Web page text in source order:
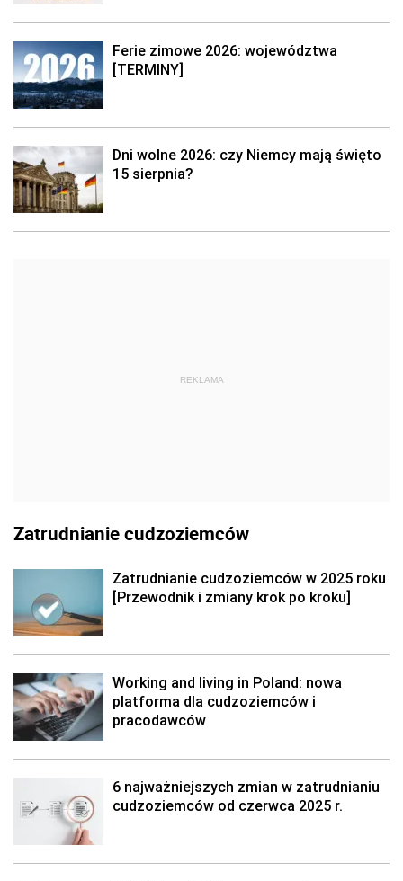
Ferie zimowe 2026: województwa
[TERMINY]
Dni wolne 2026: czy Niemcy mają święto
15 sierpnia?
REKLAMA
Zatrudnianie cudzoziemców
Zatrudnianie cudzoziemców w 2025 roku
[Przewodnik i zmiany krok po kroku]
Working and living in Poland: nowa
platforma dla cudzoziemców i
pracodawców
6 najważniejszych zmian w zatrudnianiu
cudzoziemców od czerwca 2025 r.